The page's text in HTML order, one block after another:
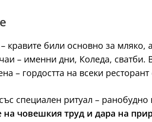
били основно за мляко,
– именни дни, Коледа, сватби.
– гордостта на всеки ресторант
специален ритуал –
на човешкия труд и дара на